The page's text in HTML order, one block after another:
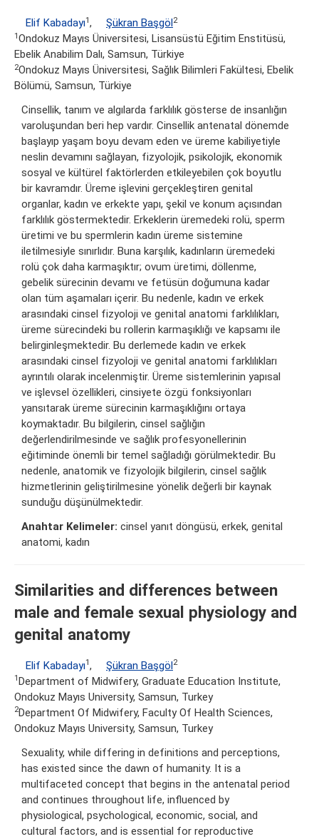
Elif Kabadayı1, Şükran Başgöl2
1Ondokuz Mayıs Üniversitesi, Lisansüstü Eğitim Enstitüsü,
Ebelik Anabilim Dalı, Samsun, Türkiye
2Ondokuz Mayıs Üniversitesi, Sağlık Bilimleri Fakültesi, Ebelik
Bölümü, Samsun, Türkiye
Cinsellik, tanım ve algılarda farklılık gösterse de insanlığın
varoluşundan beri hep vardır. Cinsellik antenatal dönemde
başlayıp yaşam boyu devam eden ve üreme kabiliyetiyle
neslin devamını sağlayan, fizyolojik, psikolojik, ekonomik
sosyal ve kültürel faktörlerden etkileyebilen çok boyutlu
bir kavramdır. Üreme işlevini gerçekleştiren genital
organlar, kadın ve erkekte yapı, şekil ve konum açısından
farklılık göstermektedir. Erkeklerin üremedeki rolü, sperm
üretimi ve bu spermlerin kadın üreme sistemine
iletilmesiyle sınırlıdır. Buna karşılık, kadınların üremedeki
rolü çok daha karmaşıktır; ovum üretimi, döllenme,
gebelik sürecinin devamı ve fetüsün doğumuna kadar
olan tüm aşamaları içerir. Bu nedenle, kadın ve erkek
arasındaki cinsel fizyoloji ve genital anatomi farklılıkları,
üreme sürecindeki bu rollerin karmaşıklığı ve kapsamı ile
belirginleşmektedir. Bu derlemede kadın ve erkek
arasındaki cinsel fizyoloji ve genital anatomi farklılıkları
ayrıntılı olarak incelenmiştir. Üreme sistemlerinin yapısal
ve işlevsel özellikleri, cinsiyete özgü fonksiyonları
yansıtarak üreme sürecinin karmaşıklığını ortaya
koymaktadır. Bu bilgilerin, cinsel sağlığın
değerlendirilmesinde ve sağlık profesyonellerinin
eğitiminde önemli bir temel sağladığı görülmektedir. Bu
nedenle, anatomik ve fizyolojik bilgilerin, cinsel sağlık
hizmetlerinin geliştirilmesine yönelik değerli bir kaynak
sunduğu düşünülmektedir.
Anahtar Kelimeler: cinsel yanıt döngüsü, erkek, genital
anatomi, kadın
Similarities and differences between
male and female sexual physiology and
genital anatomy
Elif Kabadayı1 , Şükran Başgöl2
1 Department of Midwifery, Graduate Education Institute,
Ondokuz Mayıs University, Samsun, Turkey
2Department Of Midwifery, Faculty Of Health Sciences,
Ondokuz Mayıs University, Samsun, Turkey
Sexuality, while differing in definitions and perceptions,
has existed since the dawn of humanity. It is a
multifaceted concept that begins in the antenatal period
and continues throughout life, influenced by
physiological, psychological, economic, social, and
cultural factors, and is essential for reproductive